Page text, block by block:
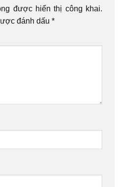
được hiển thị công khai.
đánh dấu *